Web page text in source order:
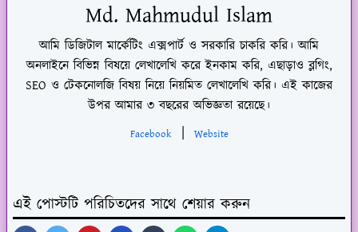
Md. Mahmudul Islam
আমি ডিজিটাল মার্কেটিং এক্সপার্ট ও সরকারি চাকরি করি। আমি
অনলাইনে বিভিন্ন বিষয়ে লেখালেখি করে ইনকাম করি, এছাড়াও ব্লগিং,
SEO ও টেকনোলজি বিষয় নিয়ে নিয়মিত লেখালেখি করি। এই কাজের
উপর আমার ৩ বছরের অভিজ্ঞতা রয়েছে।
Facebook | Website
এই পোস্টটি পরিচিতদের সাথে শেয়ার করুন